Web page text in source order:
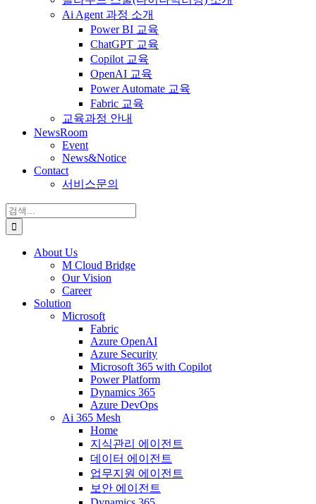
Ai Agent 과정 소개
Power BI 교육
ChatGPT 교육
Copilot 교육
OpenAI 교육
Power Automate 교육
Fabric 교육
교육과정 안내
NewsRoom
Event
News&Notice
Contact
서비스문의
검
색:
About Us
M Cloud Bridge
Our Vision
Career
Solution
Microsoft
Fabric
Azure OpenAI
Azure Security
Microsoft 365 with Copilot
Power Platform
Dynamics 365
Azure DevOps
Ai 365 Mesh
Home
지식관리 에이전트
데이터 에이전트
업무지원 에이전트
보안 에이전트